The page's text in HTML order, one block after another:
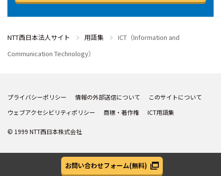
NTT西日本法人サイト 用語集
ICT（Information and
Communication Technology）
プライバシーポリシー 情報の外部送信について
このサイトについて
ウェブアクセシビリティポリシー
商標・著作権 ICT用語集
© 1999 NTT西日本株式会社
お問い合わせフォーム(無料)